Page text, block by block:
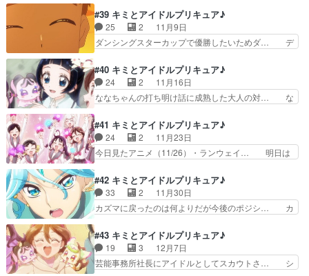
て”の先輩であり、心構えを… 声同じなんだから
気づいても良かったものを… キラッ!乙女の願
い。恒例のパワーアップ回…
ンウィンハロウィン！毎年恒例のハロウ… ⚠︎︎少し
捏造⚠︎︎お菓子をくれなきゃい… ハロウィンがせま
る中、おばけ苦手なうた。… 今回のハロウィン回
結構重要では？うたなな… 第4話「前途多難の新
中学生でそりゃない… 昨日(2025/10/26(日))、仕
事… おばけが苦手なうたにハロウィンを楽しん
で…
#39 キミとアイドルプリキュア♪
25 2
11月9日
ダンシングスターカップで優勝したいためダ… デ
シングスターカップ優勝を目指す寸田を… 誰得な
私のプリキュア視聴状況②わんだふる… まわれ!
寸田先輩!(制作:東映アニメーシ… 」に登場した
「ダンシング☆スタープリキュ… 2.5次元舞台の
ー。Dancing☆S… 結構濃厚な寸田☓こころ回観れ
て僕満足。ぼ… ダンシングスターさんのゲスト回
でもそもそ…
#40 キミとアイドルプリキュア♪
24 2
11月16日
ななちゃんの打ち明け話に成熟した大人の対… な
ら来る不安を明確にするために、この辺… 母のコ
ンサートのためフランスに渡航したな… という事
で、若干おセンチな内容。まぁなな… ななちゃん
フランスから日本へ帰って来るの… 今日迄のプリ
帰りが一瞬すぎるてっきりキ… ななの実家が太す
ぎて泣いた。引っ越すかも… 今回はカンバス型ダ
ークランダーのデザイン…
#41 キミとアイドルプリキュア♪
24 2
11月23日
今日見たアニメ（11/26）・ランウェイ… 明日は
の甲斐ちよは何も成果を出していな… チョッキリ
ーヌ様少しジョギ君に(引き続き… アイドルプリ
キュア研究会、研究対象が部の… 」ぷりんの質
問、多分概念そのものが分から… 次期生徒会長の
誕！プリキュアってこうい… 研究会が廃止になる
かもしれないのに、学校… まさに生徒会長になる
ために生まれてきた女…
#42 キミとアイドルプリキュア♪
33 2
11月30日
カズマに戻ったのは何よりだが今後のポジシ… カ
トのステージに突如ダークランダーを引… ジョギ
ジョギ君浄化回。作画気合入ってまし… ちょこち
ょこ登場する男性のプリキュアです… 空の向こう
へ、キュアコネクト！ちなみに今… 始まりの物語
#43 キミとアイドルプリキュア♪
19 3
12月7日
芸能事務所社長にアイドルとしてスカウトさ… シ